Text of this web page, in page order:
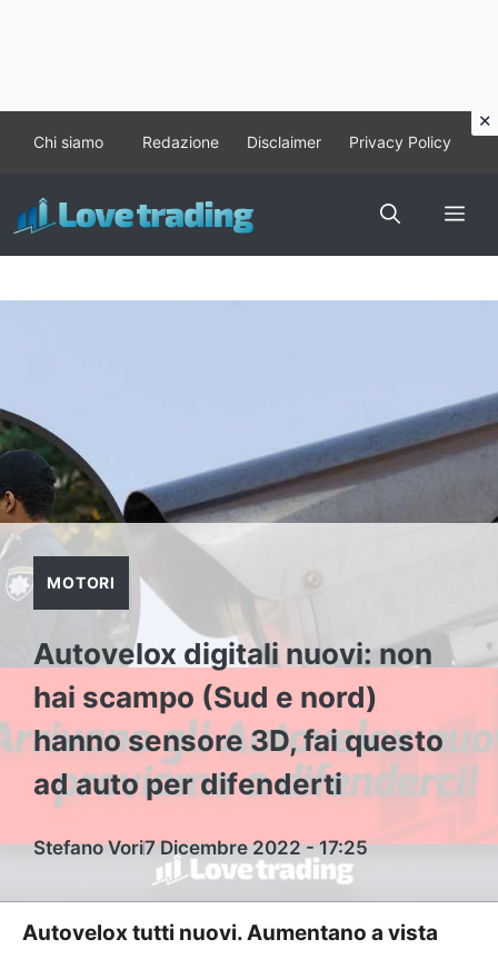
contenuto
Chi siamo Redazione Disclaimer Privacy Policy
MOTORI
Autovelox digitali nuovi: non
hai scampo (Sud e nord)
hanno sensore 3D, fai questo
ad auto per difenderti
Stefano Vori7 Dicembre 2022 - 17:25
Autovelox tutti nuovi. Aumentano a vista